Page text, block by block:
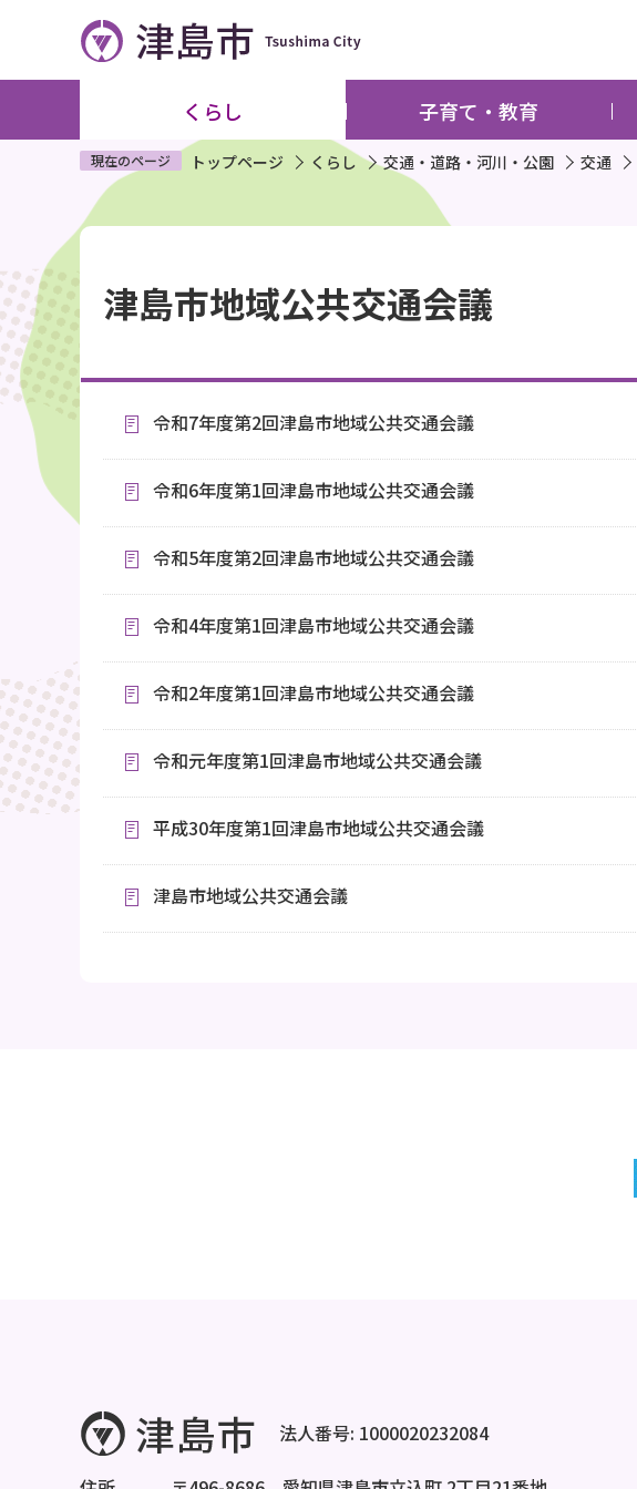
ペ
ジ
す
くらし 子育て・教育
現在のページ トップページ くらし 交通・道路・河川・公園 交通
文
こ
こ
か
ら
津島市地域公共交通会議
令和7年度第2回津島市地域公共交通会議
令和6年度第1回津島市地域公共交通会議
令和5年度第2回津島市地域公共交通会議
令和4年度第1回津島市地域公共交通会議
令和2年度第1回津島市地域公共交通会議
令和元年度第1回津島市地域公共交通会議
平成30年度第1回津島市地域公共交通会議
津島市地域公共交通会議
法人番号: 1000020232084